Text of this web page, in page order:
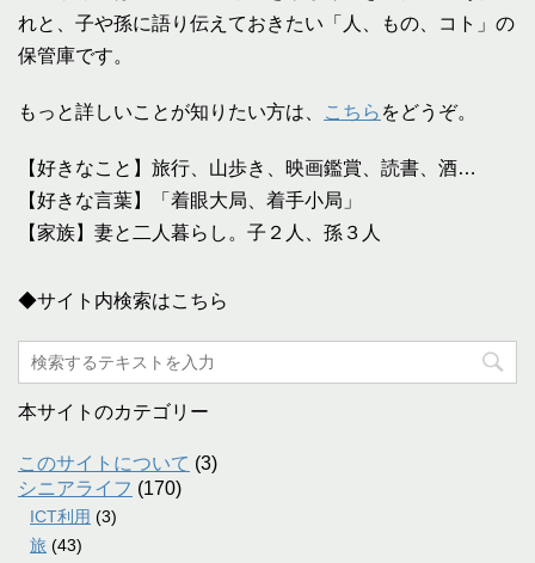
れと、子や孫に語り伝えておきたい「人、もの、コト」の
保管庫です。
もっと詳しいことが知りたい方は、 こちら をどうぞ。
【好きなこと】旅行、山歩き、映画鑑賞、読書、酒…
【好きな言葉】「着眼大局、着手小局」
【家族】妻と二人暮らし。子２人、孫３人
◆サイト内検索はこちら
本サイトのカテゴリー
このサイトについて (3)
シニアライフ (170)
ICT利用 (3)
旅 (43)